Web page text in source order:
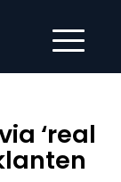
‘real